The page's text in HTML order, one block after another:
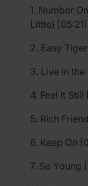
1. Number
Little) [05:21]
2. Easy
3. Live in
4. Feel It
5. Rich
6. Keep On
7. So Young